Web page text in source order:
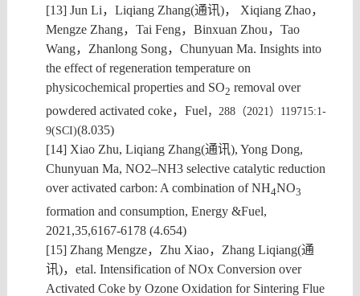
[13] Jun Li， Liqiang Zhang(通讯)， Xiqiang Zhao，
Mengze Zhang， Tai Feng， Binxuan Zhou， Tao
Wang， Zhanlong Song， Chunyuan Ma. Insights into
the effect of regeneration temperature on
physicochemical properties and SO2 removal over
powdered activated coke， Fuel ， 288（2021 ） 119715:1-
9(SCI)(8.035)
[14] Xiao Zhu, Liqiang Zhang(通讯), Yong Dong,
Chunyuan Ma, NO2–NH3 selective catalytic reduction
over activated carbon: A combination of NH4NO3
formation and consumption, Energy &Fuel,
2021,35,6167-6178 (4.654)
[15] Zhang Mengze， Zhu Xiao， Zhang Liqiang(通
讯)， etal. Intensification of NOx Conversion over
Activated Coke by Ozone Oxidation for Sintering Flue